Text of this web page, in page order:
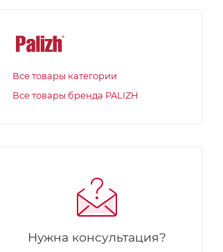
Все товары категории
Все товары бренда PALIZH
Нужна консультация?